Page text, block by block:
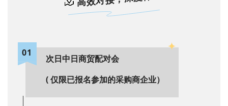
01
次日中日商贸配对会
( 仅限已报名参加的采购商企业）